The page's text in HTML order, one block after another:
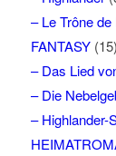
– Le Trône de
FANTASY(15)
– Das Lied
– Die
– Highlander-